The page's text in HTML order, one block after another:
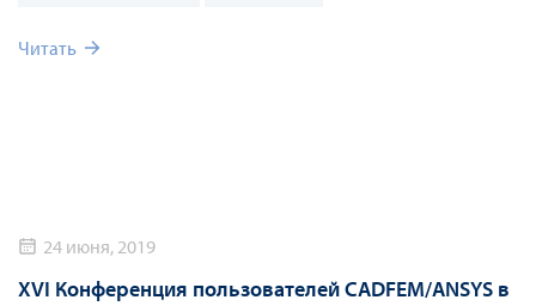
Читать
24 июня, 2019
XVI Конференция пользователей CADFEM/ANSYS в